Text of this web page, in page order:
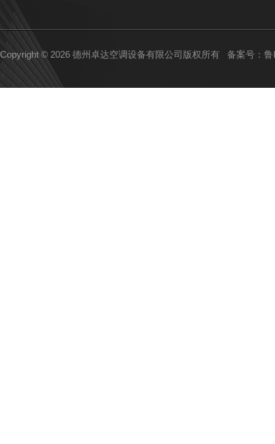
Copyright © 2026 德州卓达空调设备有限公司版权所有 备案号：